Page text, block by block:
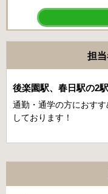
担
後楽園駅、春日駅の2
通勤・通学の方におす
しております！